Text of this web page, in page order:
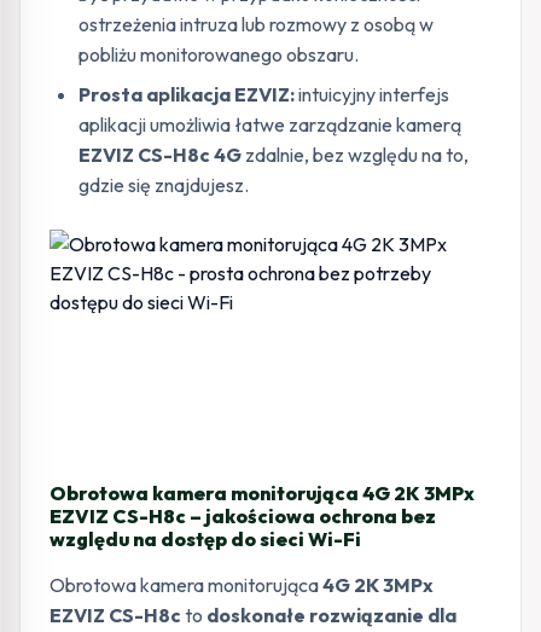
ostrzeżenia intruza lub rozmowy z osobą w
pobliżu monitorowanego obszaru.
Prosta aplikacja EZVIZ:intuicyjny interfejs
aplikacji umożliwia łatwe zarządzanie kamerą
EZVIZ CS-H8c 4G zdalnie, bez względu na to,
gdzie się znajdujesz.
Obrotowa kamera monitorująca 4G 2K 3MPx
EZVIZ CS-H8c – jakościowa ochrona bez
względu na dostęp do sieci Wi-Fi
Obrotowa kamera monitorująca4G 2K 3MPx
EZVIZ CS-H8cto doskonałe rozwiązanie dla